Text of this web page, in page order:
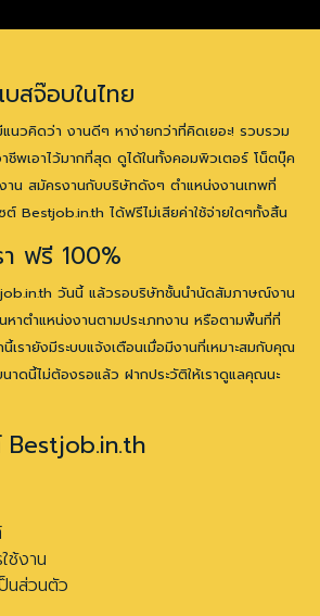
สจ๊อบในไทย
แนวคิดว่า งานดีๆ หาง่ายกว่าที่คิดเยอะ! รวบรวม
ชีพเอาไว้มากที่สุด ดูได้ในทั้งคอมพิวเตอร์ โน็ตบุ๊ค
าน สมัครงานกับบริษัทดังๆ ตำแหน่งงานเทพที่
ซต์ Bestjob.in.th ได้ฟรีไม่เสียค่าใช้จ่ายใดๆทั้งสิ้น
า ฟรี 100%
วันนี้ แล้วรอบริษัทชั้นนำนัดสัมภาษณ์งาน
าตำแหน่งงานตามประเภทงาน หรือตามพื้นที่ที่
รายังมีระบบแจ้งเตือนเมื่อมีงานที่เหมาะสมกับคุณ
าดนี้ไม่ต้องรอแล้ว ฝากประวัติให้เราดูแลคุณนะ
Bestjob.in.th
ช้งาน
นส่วนตัว